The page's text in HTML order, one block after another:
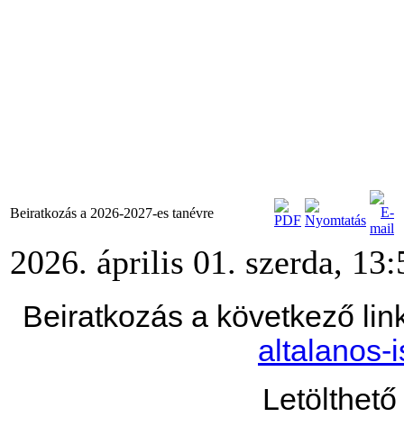
Beiratkozás a 2026-2027-es tanévre
2026. április 01. szerda,
Beiratkozás a következő
altalanos-